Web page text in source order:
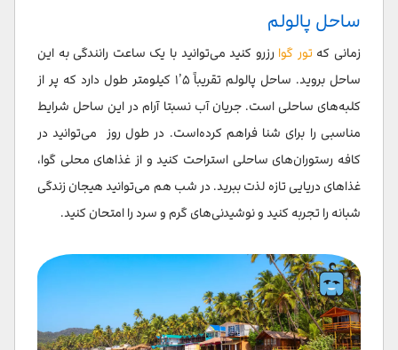
ساحل پالولم
زمانی که تور گوا رزرو کنید می‌توانید با یک ساعت رانندگی به این
ساحل بروید. ساحل پالولم تقریباً ۱٫۵ کیلومتر طول دارد که پر از
کلبه‌های ساحلی است. جریان آب نسبتا آرام در این ساحل شرایط
مناسبی را برای شنا فراهم کرده‌است. در طول روز می‌توانید در
کافه رستوران‌های ساحلی استراحت کنید و از غذاهای محلی گوا،
غذاهای دریایی تازه لذت ببرید. در شب هم می‌توانید هیجان زندگی
شبانه را تجربه کنید و نوشیدنی‌های گرم و سرد را امتحان کنید.